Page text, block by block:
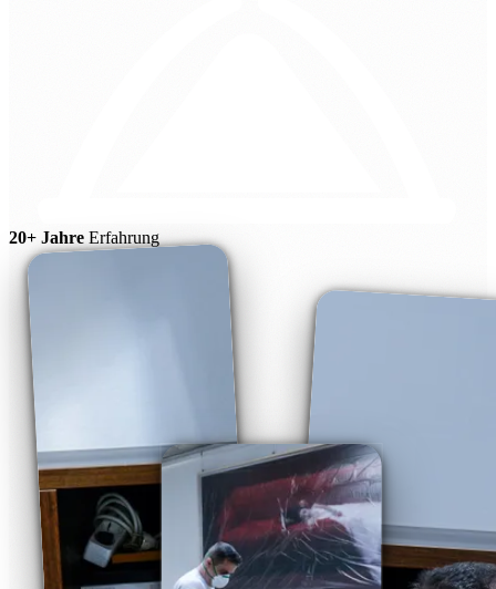
20+ Jahre Erfahrung